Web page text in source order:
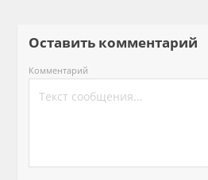
Оставить комментарий
Комментарий